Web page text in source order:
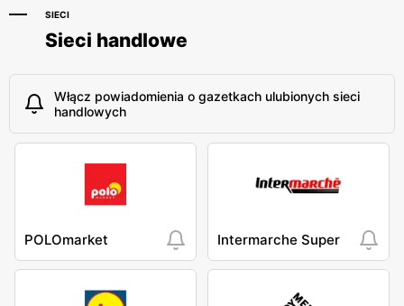
SIECI
Sieci handlowe
Włącz powiadomienia o gazetkach ulubionych sieci
handlowych
POLOmarket Intermarche Super